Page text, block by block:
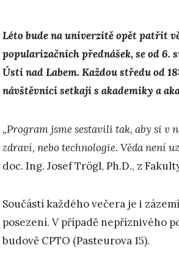
Léto bude na univerzitě opět patřit
popularizačních přednášek, se od 6.
Ústí nad Labem. Každou středu od
návštěvníci setkají s akademiky a
„Program jsme sestavili tak, aby si v
zdraví, nebo technologie. Věda není
doc. Ing. Josef Trögl, Ph.D., z
Součástí každého večera je i
posezení. V případě nepříznivého
budově CPTO (Pasteurova 15).